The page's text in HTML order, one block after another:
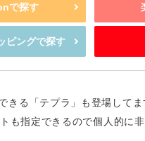
で探す
ピングで探す
きる「テプラ」も登場して
指定できるので個人的に非